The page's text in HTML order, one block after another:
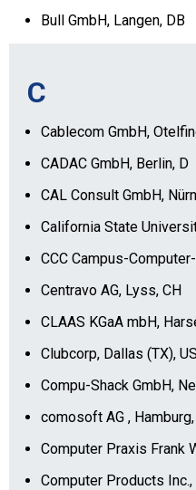
Bull GmbH, Langen, DB
C
Cablecom GmbH,
CADAC GmbH, Berlin, D
CAL Consult GmbH,
California State
CCC Campus-
Centravo AG, Lyss, CH
CLAAS KGaA mbH,
Clubcorp, Dallas (TX),
Compu-Shack GmbH,
comosoft AG ,
Computer Praxis Frank
Computer Products Inc.,